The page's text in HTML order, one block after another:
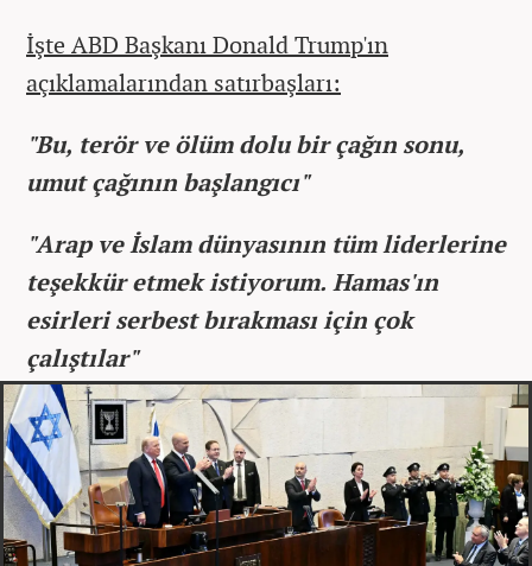
İşte ABD Başkanı Donald Trump'ın
açıklamalarından satırbaşları:
"Bu, terör ve ölüm dolu bir çağın sonu,
umut çağının başlangıcı"
"Arap ve İslam dünyasının tüm liderlerine
teşekkür etmek istiyorum. Hamas'ın
esirleri serbest bırakması için çok
çalıştılar"